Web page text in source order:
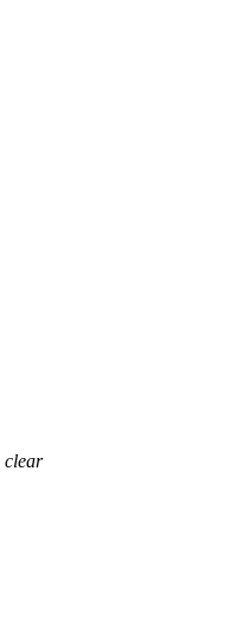
clear